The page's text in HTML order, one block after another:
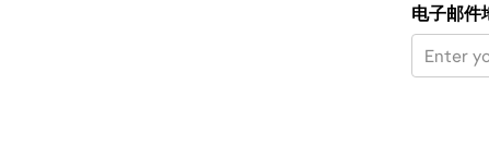
使用您的电
电子邮件